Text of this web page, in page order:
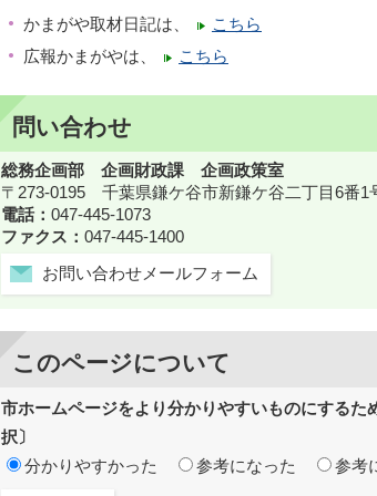
かまがや取材日記は、
こちら
広報かまがやは、
こちら
問い合わせ
総務企画部 企画財政課 企画政策室
〒273-0195 千葉県鎌ケ谷市新鎌ケ谷二丁目6番
電話： 047-445-1073
ファクス： 047-445-1400
お問い合わせメールフォーム
このページについて
市ホームページをより分かりやすいものにする
択〕
分かりやすかった
参考になった 参考